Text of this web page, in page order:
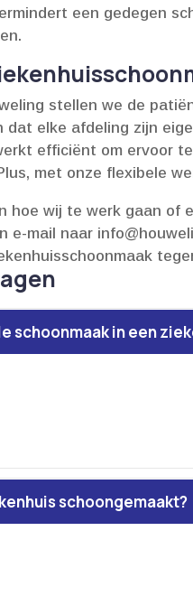
een gedegen
stellen we de
dat elke afdeling zijn
efficiënt om ervoor
met onze flexibele
hoe wij te werk gaan of
e-mail naar
schoonmaak in een
schoongemaakt?